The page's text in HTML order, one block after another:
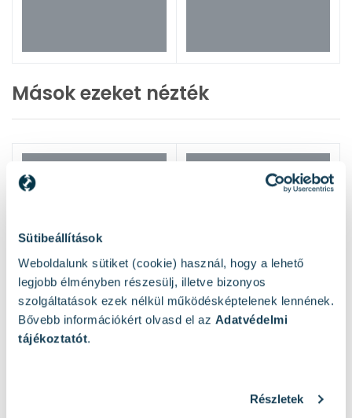
Sütibeállítások
Weboldalunk sütiket (cookie) használ, hogy a lehető
legjobb élményben részesülj, illetve bizonyos
szolgáltatások ezek nélkül működésképtelenek lennének.
Bővebb információkért olvasd el az Adatvédelmi
tájékoztatót.
Részletek
Mások ezeket nézték